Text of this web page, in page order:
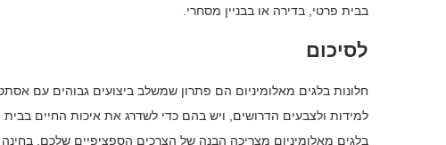
בבית פרטי, בדירה או בבניין מסחרי.
לסיכום
חלונות בלגים מאלומיניום הם פתרון שמשלב ביצועים גבוהים עם
למידות ולצבעים הדרושים, ויש בהם כדי לשדרג את איכות החיים
בלגים מאלומיניום מצריכה הבנה של הצרכים הספציפיים שלכם, בחינה